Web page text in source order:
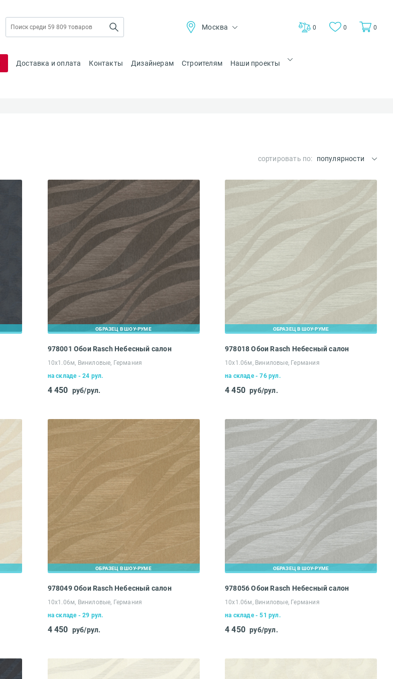
Москва 0 0 0
Доставка и оплата Контакты Дизайнерам Строителям Наши проекты
сортировать по: популярности
ОБРАЗЕЦ В ШОУ-РУМЕ
978001 Обои Rasch Небесный салон
10х1.06м, Виниловые, Германия
на складе - 24 рул.
4 450 руб/рул.
ОБРАЗЕЦ В ШОУ-РУМЕ
978018 Обои Rasch Небесный салон
10х1.06м, Виниловые, Германия
на складе - 76 рул.
4 450 руб/рул.
ОБРАЗЕЦ В ШОУ-РУМЕ
978049 Обои Rasch Небесный салон
10х1.06м, Виниловые, Германия
на складе - 29 рул.
4 450 руб/рул.
ОБРАЗЕЦ В ШОУ-РУМЕ
978056 Обои Rasch Небесный салон
10х1.06м, Виниловые, Германия
на складе - 51 рул.
4 450 руб/рул.